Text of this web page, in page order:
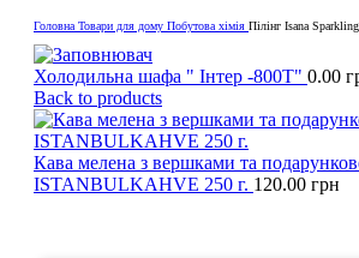
Головна Товари для дому Побутова хімія Пілінг Isana
Холодильна шафа " Інтер -800Т" 0.00
Back to products
Кава мелена з вершками та
ISTANBULKAHVE 250 г. 120.00 грн